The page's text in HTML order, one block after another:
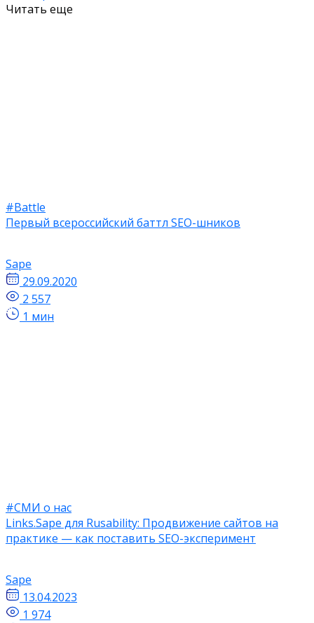
Читать еще
#Battle
Первый всероссийский баттл SEO-шников
Sape
29.09.2020
2 557
1 мин
#СМИ о нас
Links.Sape для Rusability: Продвижение сайтов на
практике — как поставить SEO-эксперимент
Sape
13.04.2023
1 974